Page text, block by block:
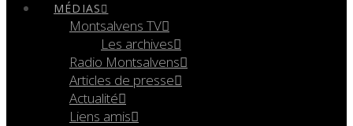
MÉDIAS
Montsalvens TV
Les archives
Radio Montsalvens
Articles de presse
Actualité
Liens amis